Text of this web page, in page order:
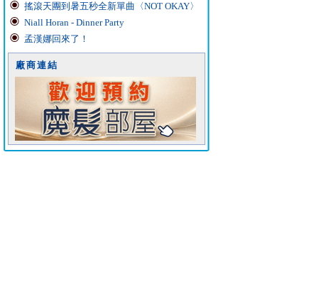
搖滾天團到暑五秒全新單曲〈NOT OKAY〉
Niall Horan - Dinner Party
孟漢娜回來了！
廠商連結